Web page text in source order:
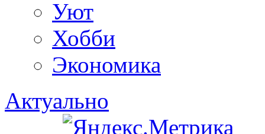
Уют
Хобби
Экономика
Актуально